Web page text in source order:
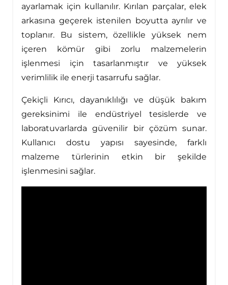
ayarlamak için kullanılır. Kırılan parçalar, elek
arkasına geçerek istenilen boyutta ayrılır ve
toplanır. Bu sistem, özellikle yüksek nem
içeren kömür gibi zorlu malzemelerin
işlenmesi için tasarlanmıştır ve yüksek
verimlilik ile enerji tasarrufu sağlar.
Çekiçli Kırıcı, dayanıklılığı ve düşük bakım
gereksinimi ile endüstriyel tesislerde ve
laboratuvarlarda güvenilir bir çözüm sunar.
Kullanıcı dostu yapısı sayesinde, farklı
malzeme türlerinin etkin bir şekilde
işlenmesini sağlar.